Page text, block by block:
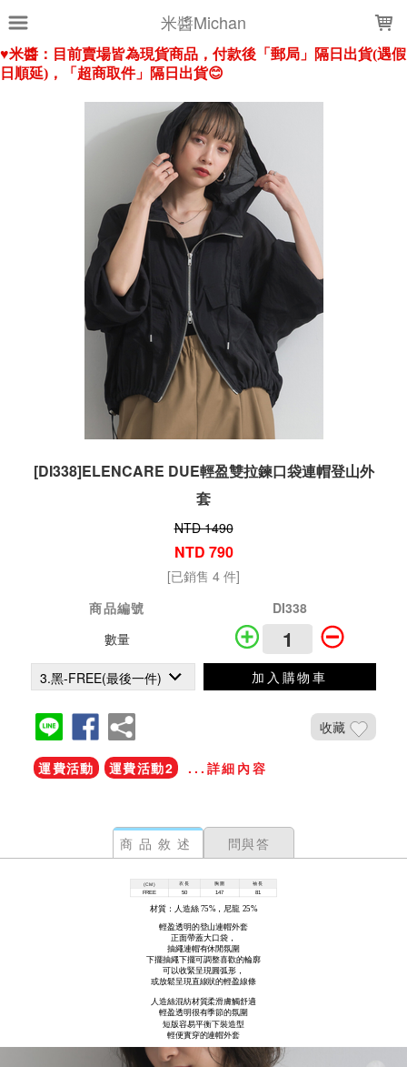
米醬Michan
[DI338]ELENCARE DUE輕盈雙拉鍊口袋連帽登山外
套
NTD 1490
NTD 790
[已銷售 4 件]
商品編號
DI338
數量
加入購物車
收藏
運費活動 運費活動2 ...詳細內容
商品敘述 問與答